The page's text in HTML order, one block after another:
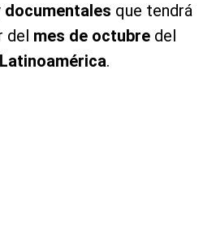
documentales que tendrá
del mes de octubre del
Latinoamérica.